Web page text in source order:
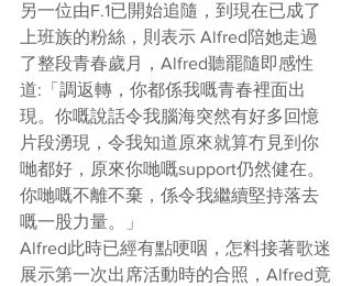
另一位由F.1已開始追隨，到現在已成了
上班族的粉絲，則表示 Alfred陪她走過
了整段青春歲月，Alfred聽罷隨即感性
道:「調返轉，你都係我嘅青春裡面出
現。你嘅說話令我腦海突然有好多回憶
片段湧現，令我知道原來就算冇見到你
哋都好，原來你哋嘅support仍然健在。
你哋嘅不離不棄，係令我繼續堅持落去
嘅一股力量。」
Alfred此時已經有點哽咽，怎料接著歌迷
展示第一次出席活動時的合照，Alfred竟